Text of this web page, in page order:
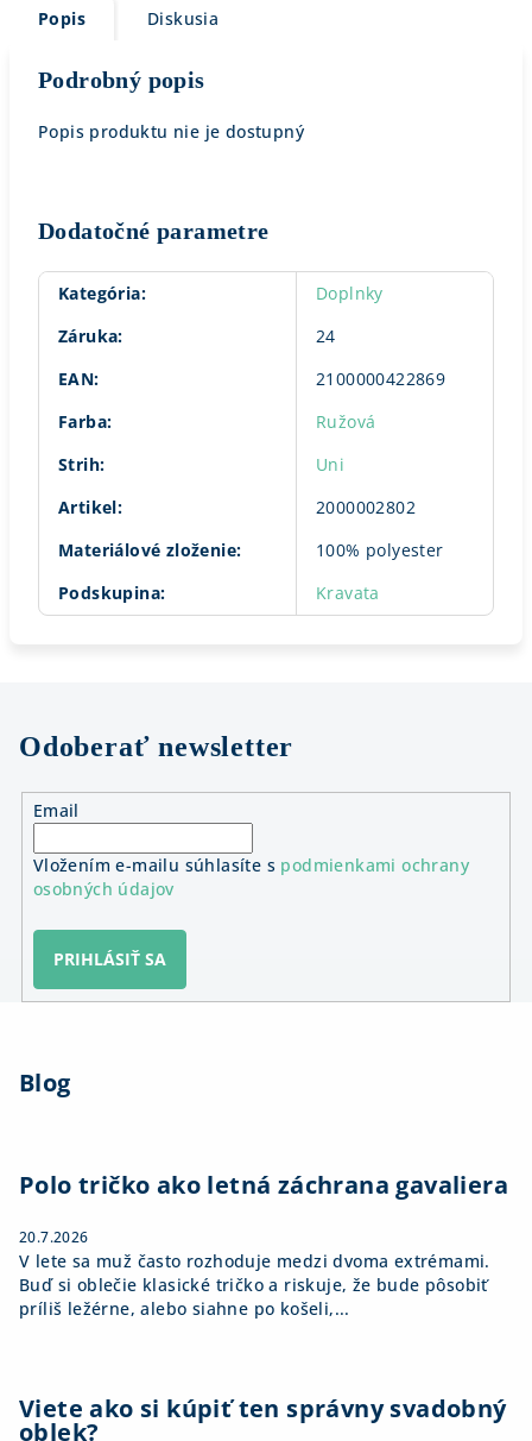
Popis Diskusia
Podrobný popis
Popis produktu nie je dostupný
Dodatočné parametre
Kategória:
Doplnky
Záruka:
24
EAN:
2100000422869
Farba:
Ružová
Strih:
Uni
Artikel:
2000002802
Materiálové zloženie:
100% polyester
Podskupina: Kravata
Odoberať newsletter
Email
Vložením e-mailu súhlasíte s podmienkami ochrany
osobných údajov
PRIHLÁSIŤ SA
Blog
Polo tričko ako letná záchrana gavaliera
20.7.2026
V lete sa muž často rozhoduje medzi dvoma extrémami.
Buď si oblečie klasické tričko a riskuje, že bude pôsobiť
príliš ležérne, alebo siahne po košeli,...
Viete ako si kúpiť ten správny svadobný
oblek?